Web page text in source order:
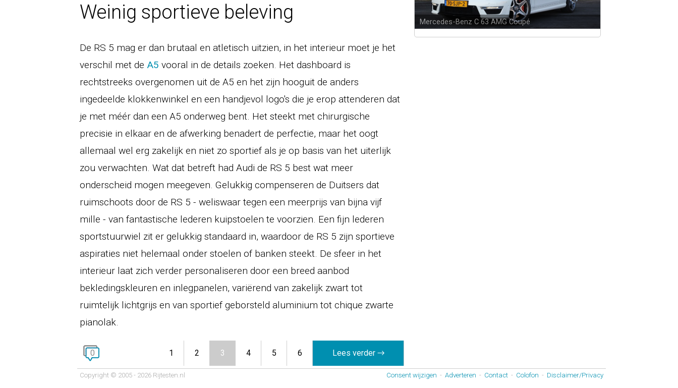
Weinig sportieve beleving
De RS 5 mag er dan brutaal en atletisch uitzien, in het interieur moet je het
verschil met de A5 vooral in de details zoeken. Het dashboard is
rechtstreeks overgenomen uit de A5 en het zijn hooguit de anders
ingedeelde klokkenwinkel en een handjevol logo's die je erop attenderen dat
je met méér dan een A5 onderweg bent. Het steekt met chirurgische
precisie in elkaar en de afwerking benadert de perfectie, maar het oogt
allemaal wel erg zakelijk en niet zo sportief als je op basis van het uiterlijk
zou verwachten. Wat dat betreft had Audi de RS 5 best wat meer
onderscheid mogen meegeven. Gelukkig compenseren de Duitsers dat
ruimschoots door de RS 5 - weliswaar tegen een meerprijs van bijna vijf
mille - van fantastische lederen kuipstoelen te voorzien. Een fijn lederen
sportstuurwiel zit er gelukkig standaard in, waardoor de RS 5 zijn sportieve
aspiraties niet helemaal onder stoelen of banken steekt. De sfeer in het
interieur laat zich verder personaliseren door een breed aanbod
bekledingskleuren en inlegpanelen, variërend van zakelijk zwart tot
ruimtelijk lichtgrijs en van sportief geborsteld aluminium tot chique zwarte
pianolak.
0 1 2 3 4 5 6 Lees verder →
Mercedes-Benz C 63 AMG Coupé
Copyright © 2005 - 2026 Rijtesten.nl Consent wijzigen - Adverteren - Contact - Colofon - Disclaimer/Privacy